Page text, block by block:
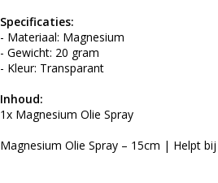
Specificaties:
- Materiaal: Magnesium
- Gewicht: 20 gram
- Kleur: Transparant
Inhoud:
1x Magnesium Olie Spray
Magnesium Olie Spray – 15cm | Helpt